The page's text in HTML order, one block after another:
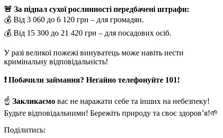
🚨 За підпал сухої рослинності передбачені штрафи:
💰 Від 3 060 до 6 120 грн – для громадян.
💰 Від 15 300 до 21 420 грн – для посадових осіб.
У разі великої пожежі винуватець може навіть нести
кримінальну відповідальність!
❗️ Побачили займання? Негайно телефонуйте 101!
☝️ Закликаємо вас не наражати себе та інших на небезпеку!
Будьте відповідальними! Бережіть природу та своє здоров’я!🌱
Поділитись: